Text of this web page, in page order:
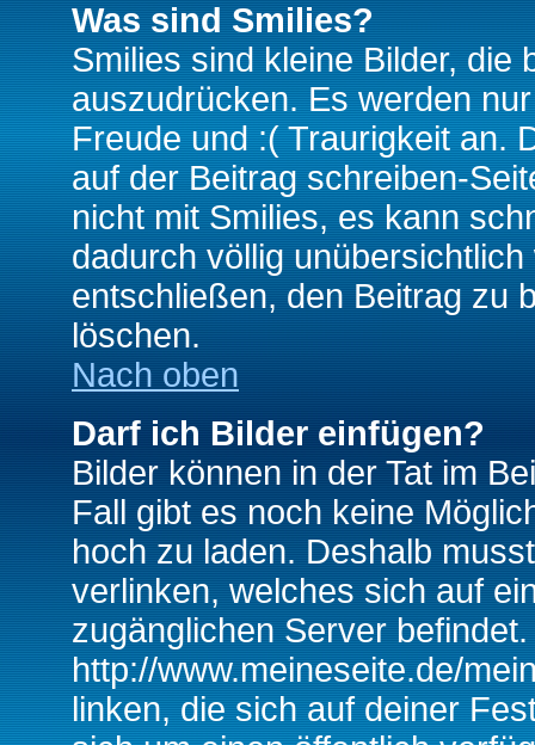
Was sind Smilies?
Smilies sind kleine Bilder, die
auszudrücken. Es werden
Freude und :( Traurigkeit an.
auf der Beitrag schreiben-
nicht mit Smilies, es kann
dadurch völlig
entschließen, den Beitrag zu
löschen.
Nach oben
Darf ich Bilder einfügen?
Bilder können in der Tat im
Fall gibt es noch keine
hoch zu laden. Deshalb
verlinken, welches sich auf
zugänglichen Server
http://www.meineseite.de/
linken, die sich auf deiner